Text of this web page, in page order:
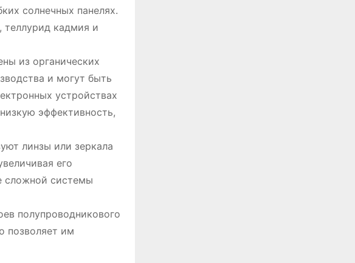
солнечных панелях.
теллурид кадмия и
из органических
и могут быть
устройствах
эффективность,
линзы или зеркала
его
сложной системы
полупроводникового
позволяет им